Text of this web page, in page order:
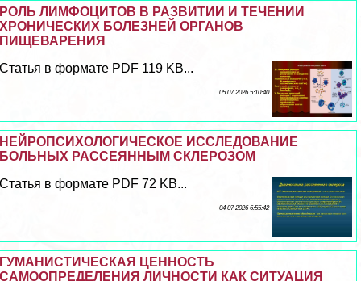
РОЛЬ ЛИМФОЦИТОВ В РАЗВИТИИ И ТЕЧЕНИИ
ХРОНИЧЕСКИХ БОЛЕЗНЕЙ ОРГАНОВ
ПИЩЕВАРЕНИЯ
Статья в формате PDF 119 KB...
05 07 2026 5:10:40
НЕЙРОПСИХОЛОГИЧЕСКОЕ ИССЛЕДОВАНИЕ
БОЛЬНЫХ РАССЕЯННЫМ СКЛЕРОЗОМ
Статья в формате PDF 72 KB...
04 07 2026 6:55:42
ГУМАНИСТИЧЕСКАЯ ЦЕННОСТЬ
САМООПРЕДЕЛЕНИЯ ЛИЧНОСТИ КАК СИТУАЦИЯ